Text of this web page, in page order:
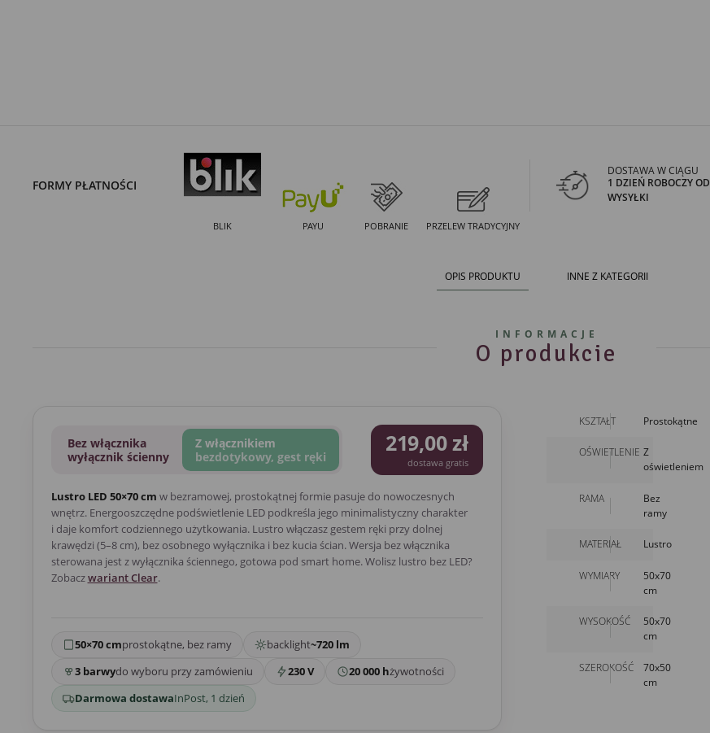
FORMY PŁATNOŚCI
BLIK PAYU POBRANIE PRZELEW TRADYCYJNY
DOSTAWA W CIĄGU
1 DZIEŃ ROBOCZY OD
WYSYŁKI
OPIS PRODUKTU INNE Z KATEGORII
INFORMACJE
O produkcie
Bez włącznika
wyłącznik ścienny
Z włącznikiem
bezdotykowy, gest ręki
219,00 zł
dostawa gratis
Lustro LED 50×70 cm w bezramowej, prostokątnej formie pasuje do nowoczesnych
wnętrz. Energooszczędne podświetlenie LED podkreśla jego minimalistyczny charakter
i daje komfort codziennego użytkowania. Lustro włączasz gestem ręki przy dolnej
krawędzi (5–8 cm), bez osobnego wyłącznika i bez kucia ścian. Wersja bez włącznika
sterowana jest z wyłącznika ściennego, gotowa pod smart home. Wolisz lustro bez LED?
Zobaczwariant Clear.
50×70 cmprostokątne, bez ramy backlight~720 lm
3 barwydo wyboru przy zamówieniu 230 V 20 000 hżywotności
Darmowa dostawaInPost, 1 dzień
KSZTAŁT Prostokątne
OŚWIETLENIE Z
oświetleniem
RAMA
Bez
ramy
MATERIAŁ Lustro
WYMIARY
50x70
cm
WYSOKOŚĆ
50x70
cm
SZEROKOŚĆ
70x50
cm